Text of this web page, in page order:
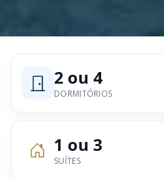
2 ou 4
DORMITÓRIOS
1 ou 3
SUÍTES